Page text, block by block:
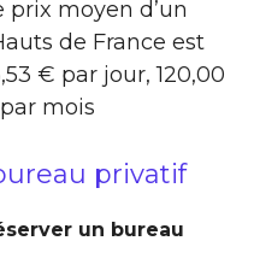
prix moyen d’un
de France est
€ par jour, 120,00
mois
privatif
un bureau